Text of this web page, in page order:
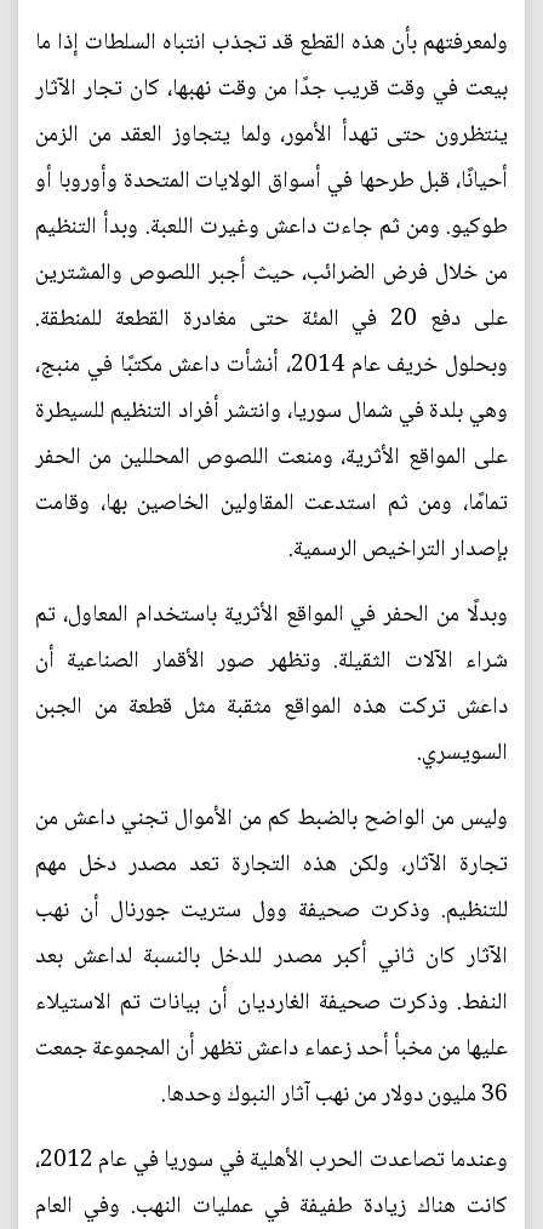
ولمعرفتهم بأن هذه القطع قد تجذب انتباه السلطات إذا ما
بيعت في وقت قريب جدًا من وقت نهبها، كان تجار الآثار
ينتظرون حتى تهدأ الأمور، ولما يتجاوز العقد من الزمن
أحيانًا، قبل طرحها في أسواق الولايات المتحدة وأوروبا أو
طوكيو. ومن ثم جاءت داعش وغيرت اللعبة. وبدأ التنظيم
من خلال فرض الضرائب، حيث أجبر اللصوص والمشترين
على دفع 20 في المئة حتى مغادرة القطعة للمنطقة.
وبحلول خريف عام 2014، أنشأت داعش مكتبًا في منبج،
وهي بلدة في شمال سوريا، وانتشر أفراد التنظيم للسيطرة
على المواقع الأثرية، ومنعت اللصوص المحللين من الحفر
تمامًا، ومن ثم استدعت المقاولين الخاصين بها، وقامت
بإصدار التراخيص الرسمية.
وبدلًا من الحفر في المواقع الأثرية باستخدام المعاول، تم
شراء الآلات الثقيلة. وتظهر صور الأقمار الصناعية أن
داعش تركت هذه المواقع مثقبة مثل قطعة من الجبن
السويسري.
وليس من الواضح بالضبط كم من الأموال تجني داعش من
تجارة الآثار، ولكن هذه التجارة تعد مصدر دخل مهم
للتنظيم. وذكرت صحيفة وول ستريت جورنال أن نهب
الآثار كان ثاني أكبر مصدر للدخل بالنسبة لداعش بعد
النفط. وذكرت صحيفة الغارديان أن بيانات تم الاستيلاء
عليها من مخبأ أحد زعماء داعش تظهر أن المجموعة جمعت
36 مليون دولار من نهب آثار النبوك وحدها.
وعندما تصاعدت الحرب الأهلية في سوريا في عام 2012،
كانت هناك زيادة طفيفة في عمليات النهب. وفي العام